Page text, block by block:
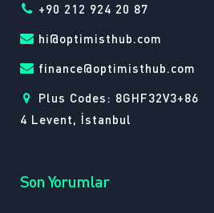
+90 212 924 20 87
hi@optimisthub.com
finance@optimisthub.com
Plus Codes: 8GHF32V3+86
4 Levent, İstanbul
Son Yorumlar